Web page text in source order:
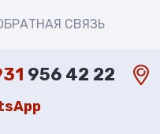
СВЯЗЬ
956 42 22